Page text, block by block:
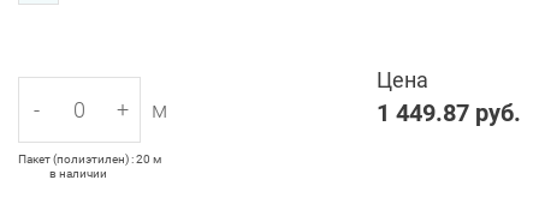
Цена
1 449.87 руб.
- + м
Пакет (полиэтилен) : 20 м
в наличии